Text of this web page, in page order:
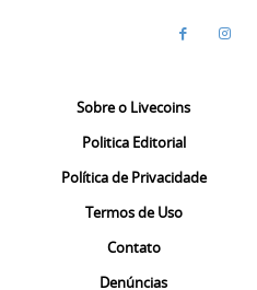
Sobre o Livecoins
Politica Editorial
Política de Privacidade
Termos de Uso
Contato
Denúncias